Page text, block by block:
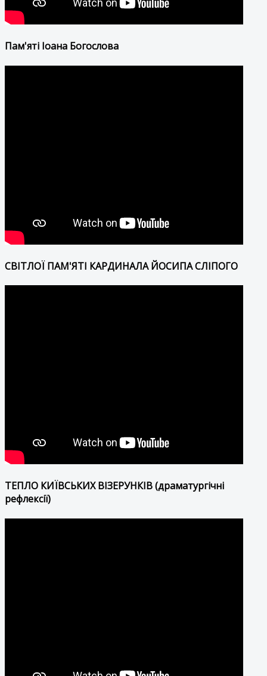
Пам'яті Іоана Богослова
СВІТЛОЇ ПАМ'ЯТІ КАРДИНАЛА ЙОСИПА СЛІПОГО
ТЕПЛО КИЇВСЬКИХ ВІЗЕРУНКІВ (драматургічні
рефлексії)